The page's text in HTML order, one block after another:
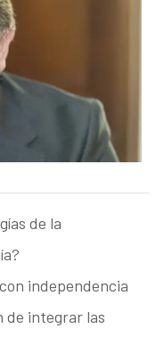
de la
independencia
de integrar las